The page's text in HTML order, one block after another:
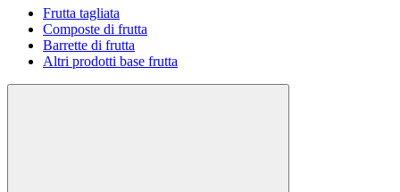
Frutta tagliata
Composte di frutta
Barrette di frutta
Altri prodotti base frutta